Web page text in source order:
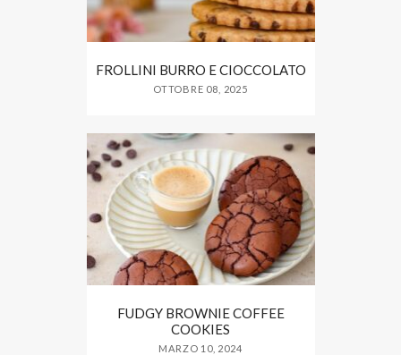
FROLLINI BURRO E CIOCCOLATO
OTTOBRE 08, 2025
FUDGY BROWNIE COFFEE
COOKIES
MARZO 10, 2024